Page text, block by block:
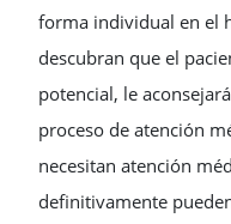
forma individual en el
descubran que el
potencial, le
proceso de atención
necesitan atención
definitivamente